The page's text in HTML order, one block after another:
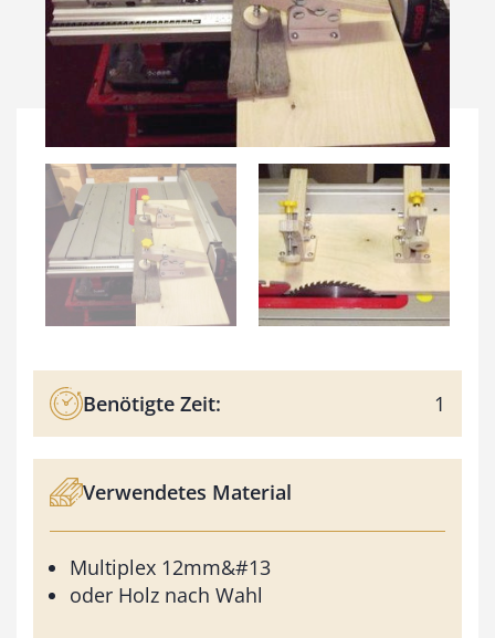
Benötigte Zeit: 1
Verwendetes Material
Multiplex 12mm&#13
oder Holz nach Wahl